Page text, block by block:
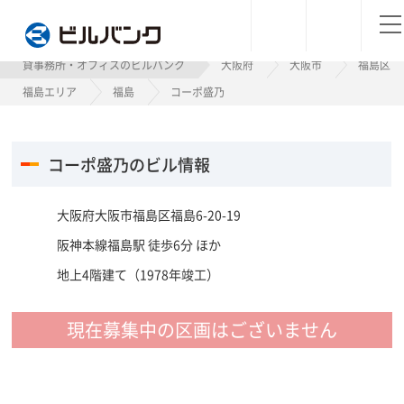
ビルバンク
貸事務所・オフィスのビルバンク 大阪府 大阪市
福島区
福島エリア
福島 コーポ盛乃
コーポ盛乃のビル情報
大阪府大阪市福島区福島6-20-19
阪神本線福島駅 徒歩6分 ほか
地上4階建て（1978年竣工）
現在募集中の区画はございません